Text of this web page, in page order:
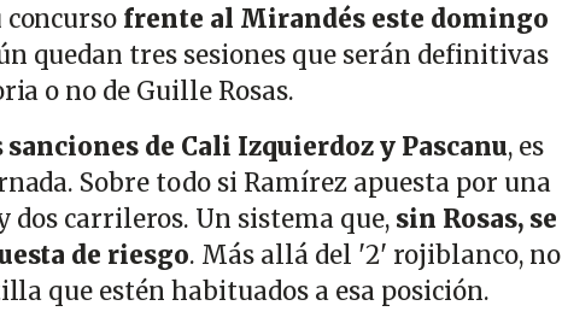
concurso frente al Mirandés este domingo
quedan tres sesiones que serán definitivas
o no de Guille Rosas.
sanciones de Cali Izquierdoz y Pascanu, es
Sobre todo si Ramírez apuesta por una
dos carrileros. Un sistema que,sin Rosas, se
de riesgo. Más allá del '2' rojiblanco, no
que estén habituados a esa posición.